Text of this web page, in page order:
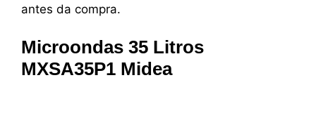
antes da compra.
Microondas 35 Litros
MXSA35P1 Midea